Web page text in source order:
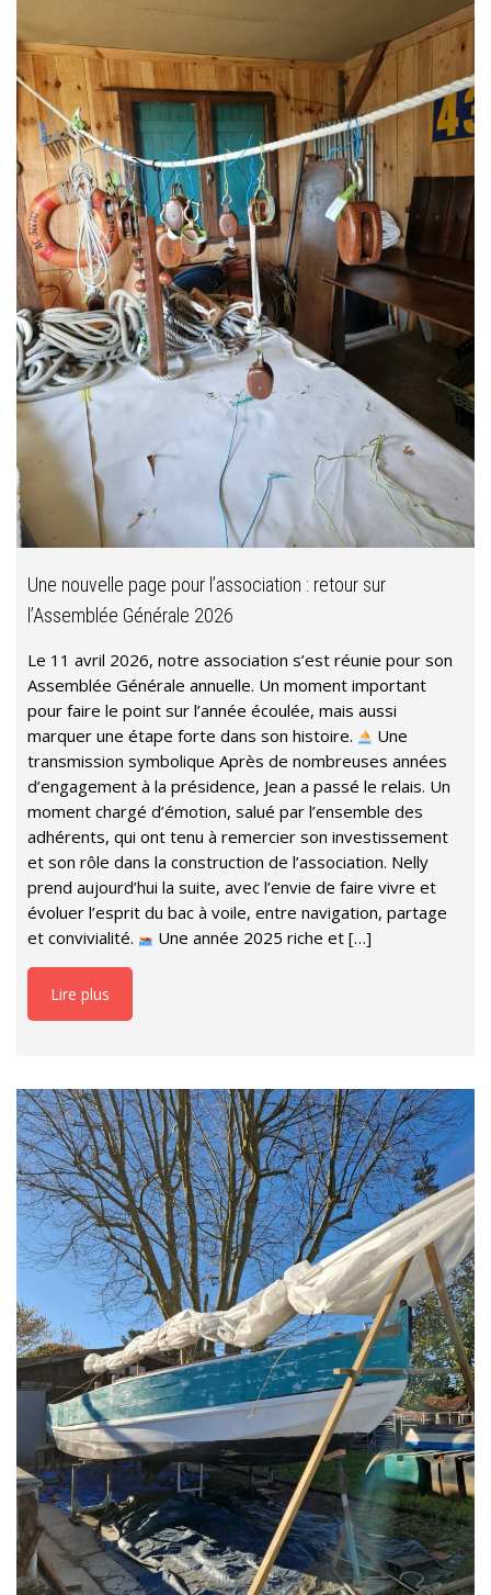
Une nouvelle page pour l’association : retour sur
l’Assemblée Générale 2026
Le 11 avril 2026, notre association s’est réunie pour son
Assemblée Générale annuelle. Un moment important
pour faire le point sur l’année écoulée, mais aussi
marquer une étape forte dans son histoire.
Une
transmission symbolique Après de nombreuses années
d’engagement à la présidence, Jean a passé le relais. Un
moment chargé d’émotion, salué par l’ensemble des
adhérents, qui ont tenu à remercier son investissement
et son rôle dans la construction de l’association. Nelly
prend aujourd’hui la suite, avec l’envie de faire vivre et
évoluer l’esprit du bac à voile, entre navigation, partage
et convivialité.
Une année 2025 riche et […]
Lire plus